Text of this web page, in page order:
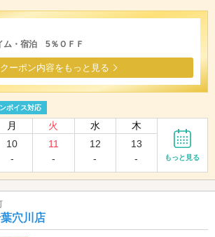
ム・宿泊 5％ＯＦＦ
クーポン内容をもっと見る
ボイス対応
月 火 水 木
10
-
11
-
12
-
13
-
もっと見る
穴川店